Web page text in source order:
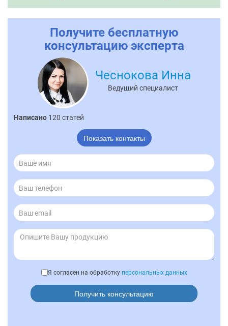
Получите бесплатную
консультацию эксперта
Чеснокова Инна
Ведущий специалист
Написано 120 статей
Показать контакты
Я согласен на обработку персональных данных
Получить консультацию